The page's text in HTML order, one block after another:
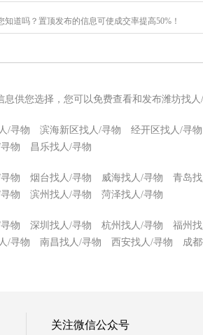
知道吗？置顶发布的信息可使成交率提高50%！
供您选择，您可以免费查看和发布潍坊找人/
/寻物 滨海新区找人/寻物 经开区找人/寻物
物 昌乐找人/寻物
物 烟台找人/寻物 威海找人/寻物 青岛
物 滨州找人/寻物 菏泽找人/寻物
物 深圳找人/寻物 杭州找人/寻物 福州
/寻物 南昌找人/寻物 西安找人/寻物 成
关注微信公众号